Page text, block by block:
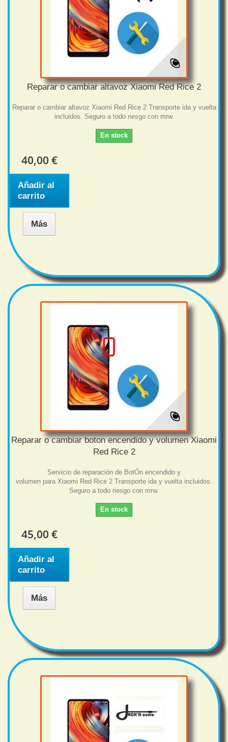
Reparar o cambiar altavoz Xiaomi Red Rice 2
Reparar o cambiar altavoz Xiaomi Red Rice 2 Transporte ida y vuelta
incluidos. Seguro a todo riesgo con mrw.
En stock
40,00 €
Añadir al
carrito
Más
Reparar o cambiar boton encendido y volumen Xiaomi
Red Rice 2
Servicio de reparación de BotÓn encendido y
volumen para Xiaomi Red Rice 2 Transporte ida y vuelta incluidos.
Seguro a todo riesgo con mrw.
En stock
45,00 €
Añadir al
carrito
Más